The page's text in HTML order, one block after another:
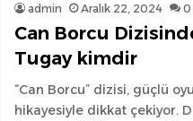
admin Aralık 22, 2024 0
Can Borcu
Tugay kimdir
“Can Borcu” dizisi, güçlü
hikayesiyle dikkat çekiyor.